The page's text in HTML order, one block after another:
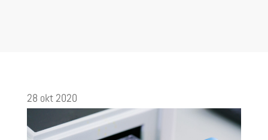
28 okt 2020